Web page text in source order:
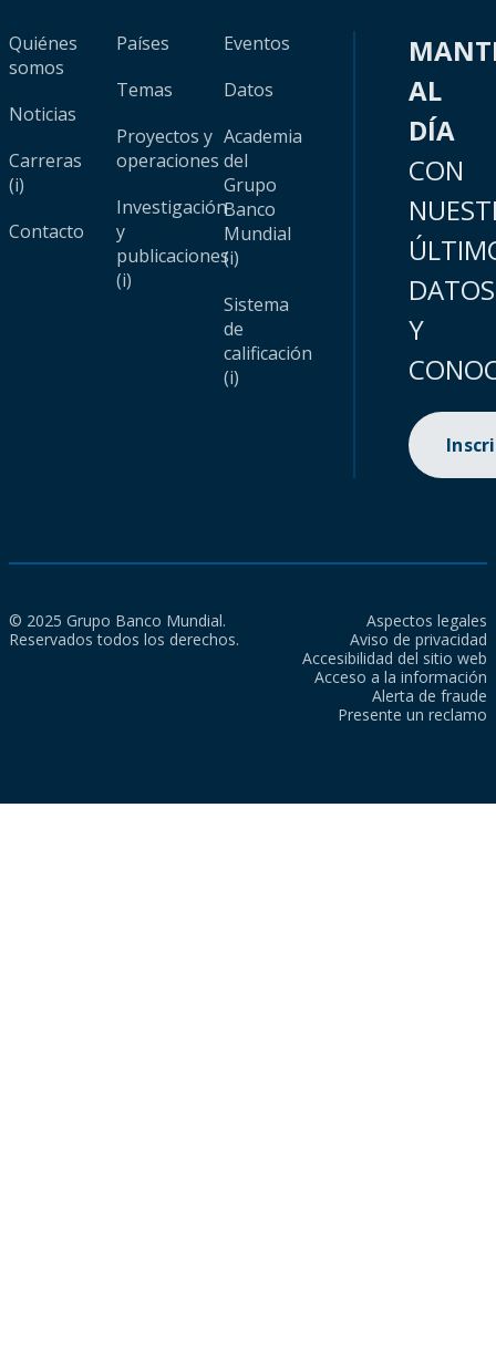
Quiénes
somos
Noticias
Carreras
(i)
Contacto
Países
Temas
Proyectos y
operaciones
Investigación
y
publicaciones
(i)
Eventos
Datos
Academia
del
Grupo
Banco
Mundial
(i)
Sistema
de
calificación
(i)
AL
DÍA
CON
DATOS
Y
© 2025 Grupo Banco Mundial.
Reservados todos los derechos.
Aspectos legales
Aviso de privacidad
Accesibilidad del sitio web
Acceso a la información
Alerta de fraude
Presente un reclamo